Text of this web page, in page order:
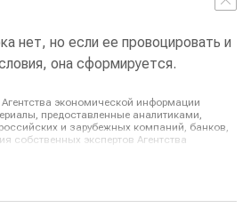
нет, но если ее провоцировать и
она сформируется.
экономической информации
предоставленные аналитиками,
и зарубежных компаний, банков,
собственных экспертов Агентства
на себя ответственность за действия,